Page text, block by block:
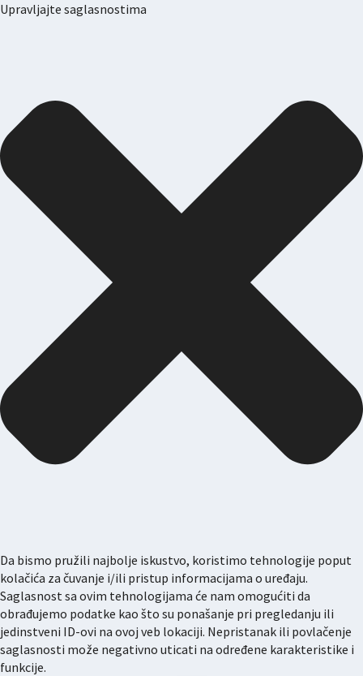
Upravljajte saglasnostima
Da bismo pružili najbolje iskustvo, koristimo tehnologije poput
kolačića za čuvanje i/ili pristup informacijama o uređaju.
Saglasnost sa ovim tehnologijama će nam omogućiti da
obrađujemo podatke kao što su ponašanje pri pregledanju ili
jedinstveni ID-ovi na ovoj veb lokaciji. Nepristanak ili povlačenje
saglasnosti može negativno uticati na određene karakteristike i
funkcije.